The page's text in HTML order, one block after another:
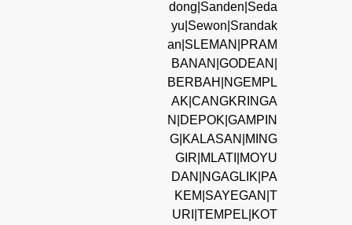
dong|Sanden|Seda
yu|Sewon|Srandak
an|SLEMAN|PRAM
BANAN|GODEAN|
BERBAH|NGEMPL
AK|CANGKRINGA
N|DEPOK|GAMPIN
G|KALASAN|MING
GIR|MLATI|MOYU
DAN|NGAGLIK|PA
KEM|SAYEGAN|T
URI|TEMPEL|KOT